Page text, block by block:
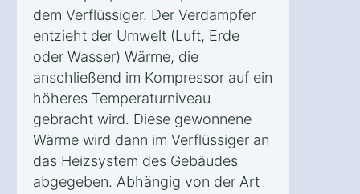
dem Verflüssiger. Der Verdampfer
entzieht der Umwelt (Luft, Erde
oder Wasser) Wärme, die
anschließend im Kompressor auf ein
höheres Temperaturniveau
gebracht wird. Diese gewonnene
Wärme wird dann im Verflüssiger an
das Heizsystem des Gebäudes
abgegeben. Abhängig von der Art